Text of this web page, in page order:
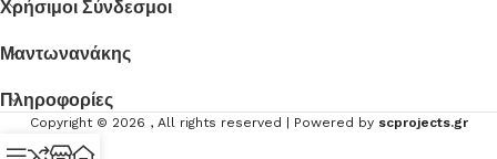
Χρήσιμοι Σύνδεσμοι
Μαντωνανάκης
Πληροφορίες
Copyright © 2026 , All rights reserved | Powered by scprojects.gr